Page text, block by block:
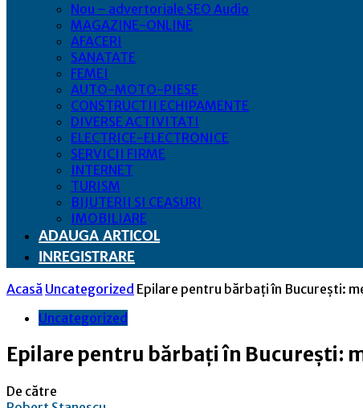
Nou – advertoriale SEO Audio
MAGAZINE-ONLINE
AFACERI
SANATATE
FEMEI
AUTO-MOTO-PIESE
CONSTRUCTII ECHIPAMENTE
DIVERSE ACTIVITATI
ELECTRICE-ELECTRONICE
SERVICII FIRME
INTERNET
TURISM
BIJUTERII SI CEASURI
IMOBILIARE
ADAUGA ARTICOL
INREGISTRARE
Acasă Uncategorized Epilare pentru bărbați în București:
Uncategorized
Epilare pentru bărbați în București:
De către